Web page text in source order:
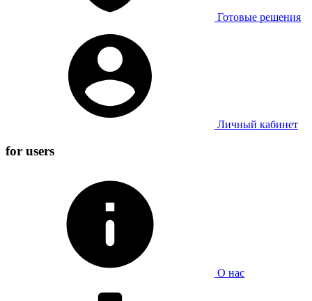
Готовые решения
Личный кабинет
for users
О нас